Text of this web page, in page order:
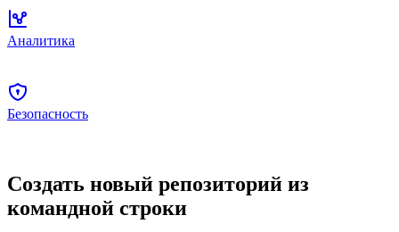
Аналитика
Безопасность
Создать новый репозиторий из
командной строки